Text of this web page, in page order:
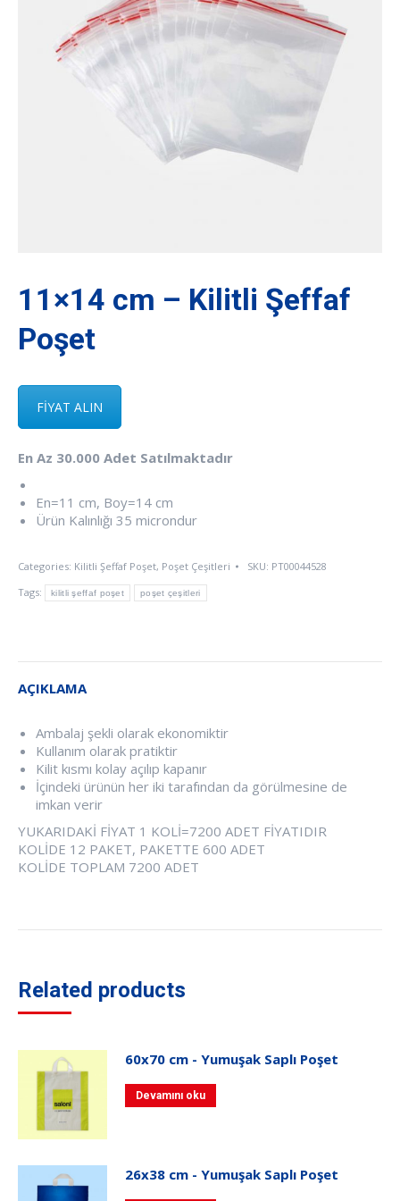
11×14 cm – Kilitli Şeffaf
Poşet
FİYAT ALIN
En Az 30.000 Adet Satılmaktadır
En=11 cm, Boy=14 cm
Ürün Kalınlığı 35 microndur
Categories: Kilitli Şeffaf Poşet, Poşet Çeşitleri SKU: PT00044528
Tags:
kilitli şeffaf poşet poşet çeşitleri
AÇIKLAMA
Ambalaj şekli olarak ekonomiktir
Kullanım olarak pratiktir
Kilit kısmı kolay açılıp kapanır
İçindeki ürünün her iki tarafından da görülmesine de
imkan verir
YUKARIDAKİ FİYAT 1 KOLİ=7200 ADET FİYATIDIR
KOLİDE 12 PAKET, PAKETTE 600 ADET
KOLİDE TOPLAM 7200 ADET
Related products
60x70 cm - Yumuşak Saplı Poşet
Devamını oku
26x38 cm - Yumuşak Saplı Poşet